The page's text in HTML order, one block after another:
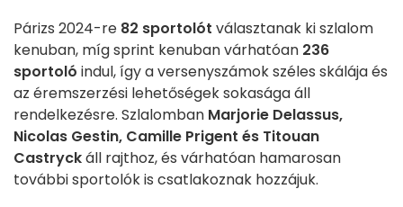
Párizs 2024-re 82 sportolót választanak ki szlalom
kenuban, míg sprint kenuban várhatóan 236
sportoló indul, így a versenyszámok széles skálája és
az éremszerzési lehetőségek sokasága áll
rendelkezésre. Szlalomban Marjorie Delassus,
Nicolas Gestin, Camille Prigent és Titouan
Castryckáll rajthoz, és várhatóan hamarosan
további sportolók is csatlakoznak hozzájuk.